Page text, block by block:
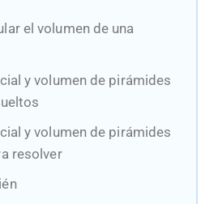
el volumen de una
y volumen de pirámides
y volumen de pirámides
resolver